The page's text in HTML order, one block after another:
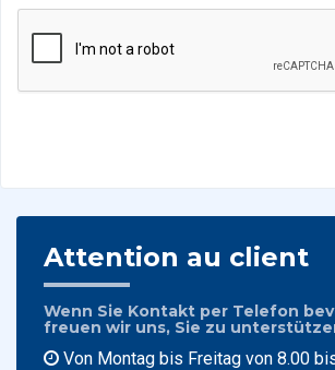
Attention au client
Wenn Sie Kontakt per Telefon
freuen wir uns, Sie zu
Von Montag bis Freitag von 8.00